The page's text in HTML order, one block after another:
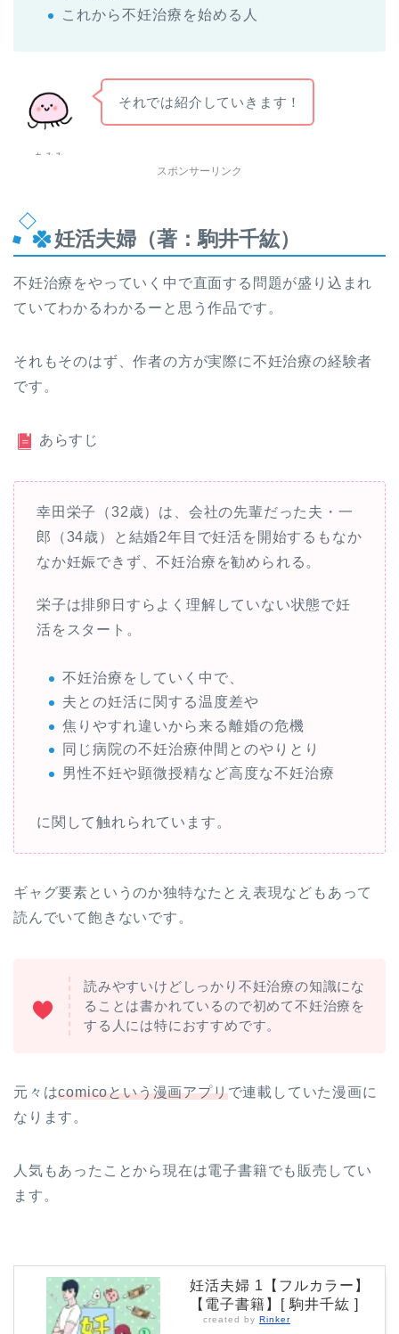
これから不妊治療を始める人
ちみみ
それでは紹介していきます！
スポンサーリンク
妊活夫婦（著：駒井千紘）
不妊治療をやっていく中で直面する問題が盛り込まれ
ていてわかるわかるーと思う作品です。
それもそのはず、作者の方が実際に不妊治療の経験者
です。
あらすじ
幸田栄子（32歳）は、会社の先輩だった夫・一
郎（34歳）と結婚2年目で妊活を開始するもなか
なか妊娠できず、不妊治療を勧められる。
栄子は排卵日すらよく理解していない状態で妊
活をスタート。
不妊治療をしていく中で、
夫との妊活に関する温度差や
焦りやすれ違いから来る離婚の危機
同じ病院の不妊治療仲間とのやりとり
男性不妊や顕微授精など高度な不妊治療
に関して触れられています。
ギャグ要素というのか独特なたとえ表現などもあって
読んでいて飽きないです。
読みやすいけどしっかり不妊治療の知識にな
ることは書かれているので初めて不妊治療を
する人には特におすすめです。
元々はcomicoという漫画アプリで連載していた漫画に
なります。
人気もあったことから現在は電子書籍でも販売してい
ます。
妊活夫婦 1【フルカラー】
【電子書籍】[ 駒井千紘 ]
created by Rinker